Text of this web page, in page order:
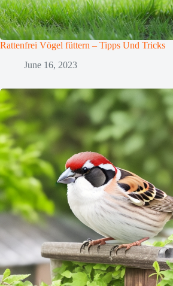
Rattenfrei Vögel füttern – Tipps Und Tricks
June 16, 2023